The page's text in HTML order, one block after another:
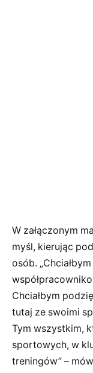
W załączonym
myśl, kierując
osób.
Chciałbym
tutaj ze swoimi
Tym wszystkim,
sportowych, w
treningów” –